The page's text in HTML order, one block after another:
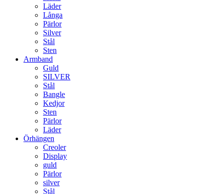
Läder
Långa
Pärlor
Silver
Stål
Sten
Armband
Guld
SILVER
Stål
Bangle
Kedjor
Sten
Pärlor
Läder
Örhängen
Creoler
Display
guld
Pärlor
silver
Stål